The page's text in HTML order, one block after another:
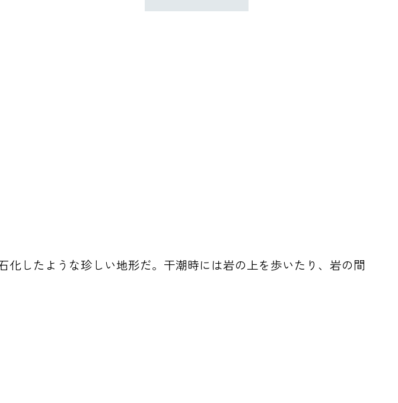
化したような珍しい地形だ。干潮時には岩の上を歩いたり、岩の間